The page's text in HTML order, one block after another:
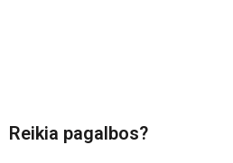
Reikia pagalbos?